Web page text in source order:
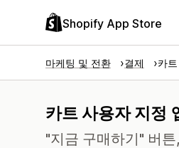
Shopify App Store
마케팅 및 전환 결제 카
카트 사용자 지정
"지금 구매하기" 버